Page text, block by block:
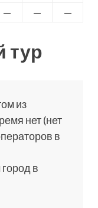
— — —
тур
из
нет (нет
в
в